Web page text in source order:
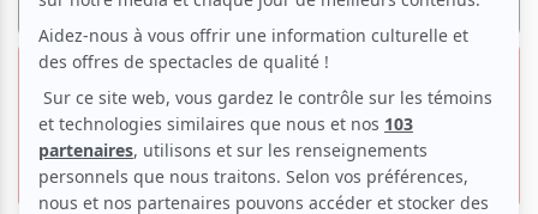
GuiHome vous détend à l'Olympia
de Montréal | Plus de deux heures
à rire sans arrêt